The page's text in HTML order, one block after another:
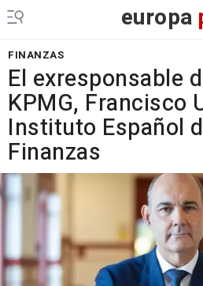
europa
FINANZAS
El exresponsable
KPMG, Francisco
Instituto Español
Finanzas